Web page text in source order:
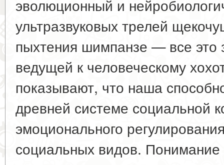
эволюционный и
ультразвуковых трелей
пыхтения шимпанзе — все это
ведущей к человеческому
показывают, что наша
древней системе социальной
эмоционального
социальных видов. Понимание